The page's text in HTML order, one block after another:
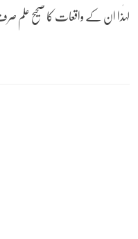
لہٰذا ان کے واقعات کا صحیح